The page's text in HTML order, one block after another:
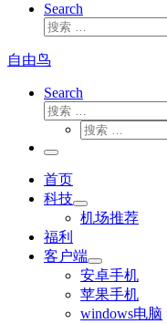
Search
搜
自由鸟
Search
搜
搜
主
菜
单
首页
科技
机场推荐
福利
客户端
安卓手机
苹果手机
windows电脑